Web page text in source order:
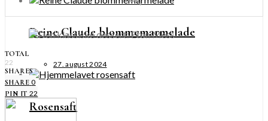
Reine Claude blommemarmelade
27. august 2024
Rosensaft
TOTAL
22
SHARES
SHARE 0
PIN IT 22